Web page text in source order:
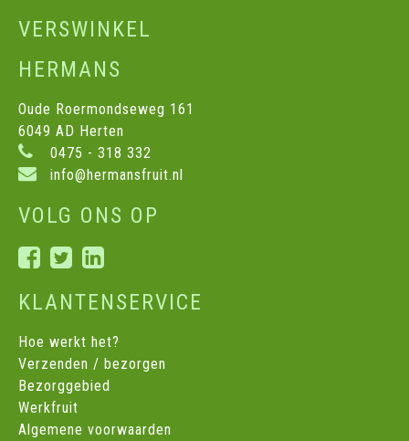
VERSWINKEL
HERMANS
Oude Roermondseweg 161
6049 AD Herten
0475 - 318 332
info@hermansfruit.nl
VOLG ONS OP
KLANTENSERVICE
Hoe werkt het?
Verzenden / bezorgen
Bezorggebied
Werkfruit
Algemene voorwaarden